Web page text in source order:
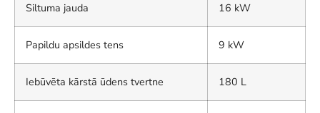
Siltuma jauda 16 kW
Papildu apsildes tens 9 kW
Iebūvēta kārstā ūdens tvertne 180 L